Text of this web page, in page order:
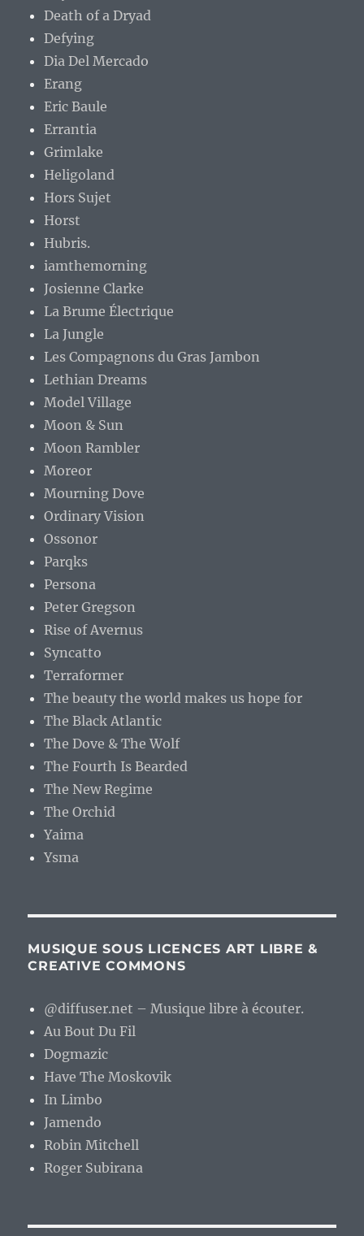
Death of a Dryad
Defying
Dia Del Mercado
Erang
Eric Baule
Errantia
Grimlake
Heligoland
Hors Sujet
Horst
Hubris.
iamthemorning
Josienne Clarke
La Brume Électrique
La Jungle
Les Compagnons du Gras Jambon
Lethian Dreams
Model Village
Moon & Sun
Moon Rambler
Moreor
Mourning Dove
Ordinary Vision
Ossonor
Parqks
Persona
Peter Gregson
Rise of Avernus
Syncatto
Terraformer
The beauty the world makes us hope for
The Black Atlantic
The Dove & The Wolf
The Fourth Is Bearded
The New Regime
The Orchid
Yaima
Ysma
MUSIQUE SOUS LICENCES ART LIBRE &
CREATIVE COMMONS
@diffuser.net – Musique libre à écouter.
Au Bout Du Fil
Dogmazic
Have The Moskovik
In Limbo
Jamendo
Robin Mitchell
Roger Subirana